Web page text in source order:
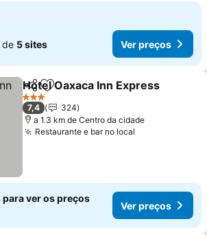
de 5 sites Ver preços
PartilharAdicionar aos favoritos
Hotel Oaxaca Inn Express
3 Estrelas
7,4
324
a 1.3 km de Centro da cidade
Restaurante e bar no local
para ver os preços
Ver preços